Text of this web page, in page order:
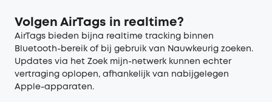
Volgen AirTags in realtime?
AirTags bieden bijna realtime tracking binnen
Bluetooth-bereik of bij gebruik van Nauwkeurig zoeken.
Updates via het Zoek mijn-netwerk kunnen echter
vertraging oplopen, afhankelijk van nabijgelegen
Apple-apparaten.